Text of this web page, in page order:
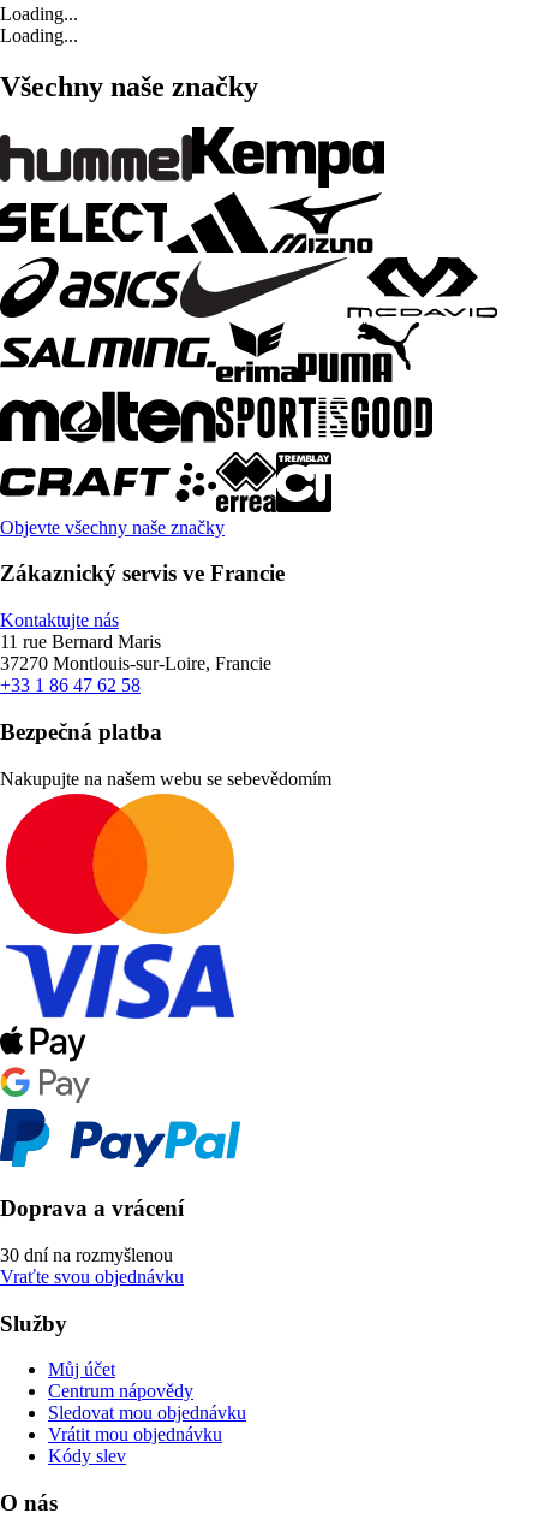
Loading...
Loading...
Všechny naše značky
Objevte všechny naše značky
Zákaznický servis ve Francie
Kontaktujte nás
11 rue Bernard Maris
37270 Montlouis-sur-Loire, Francie
+33 1 86 47 62 58
Bezpečná platba
Nakupujte na našem webu se sebevědomím
Doprava a vrácení
30 dní na rozmyšlenou
Vraťte svou objednávku
Služby
Můj účet
Centrum nápovědy
Sledovat mou objednávku
Vrátit mou objednávku
Kódy slev
O nás